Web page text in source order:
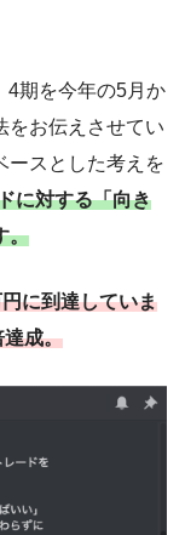
4期を今年の5月か
をお伝えさせてい
ースとした考えを
に対する「向き
。
に到達していま
達成。